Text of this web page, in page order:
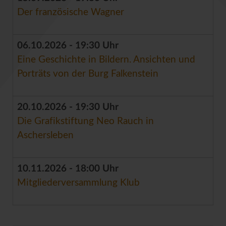
Der französische Wagner
06.10.2026 - 19:30 Uhr
Eine Geschichte in Bildern. Ansichten und
Porträts von der Burg Falkenstein
20.10.2026 - 19:30 Uhr
Die Grafikstiftung Neo Rauch in
Aschersleben
10.11.2026 - 18:00 Uhr
Mitgliederversammlung Klub